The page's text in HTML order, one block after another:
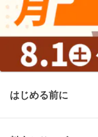
はじめる前に